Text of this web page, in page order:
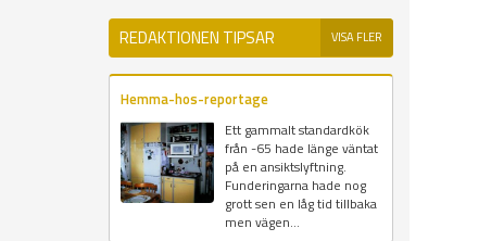
REDAKTIONEN TIPSAR VISA FLER
Hemma-hos-reportage
Ett gammalt standardkök
från -65 hade länge väntat
på en ansiktslyftning.
Funderingarna hade nog
grott sen en låg tid tillbaka
men vägen...